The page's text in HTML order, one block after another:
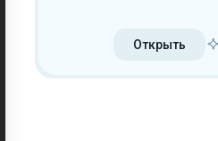
Открыть